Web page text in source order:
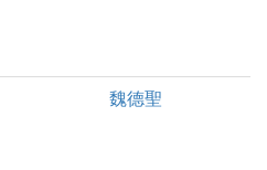
魏德聖